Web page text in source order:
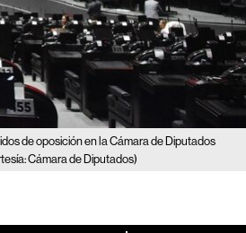
de oposición en la Cámara de Diputados
Cámara de Diputados)